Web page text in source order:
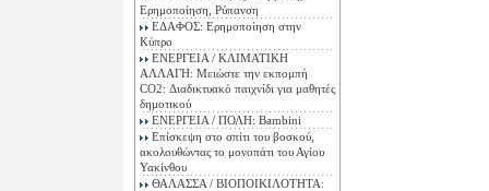
Ερημοποίηση, Ρύπανση
ΕΔΑΦΟΣ: Ερημοποίηση στην
Κύπρο
ΕΝΕΡΓΕΙΑ / ΚΛΙΜΑΤΙΚΗ
ΑΛΛΑΓΗ: Μειώστε την εκπομπή
CO2: Διαδικτυακό παιχνίδι για μαθητές
δημοτικού
ΕΝΕΡΓΕΙΑ / ΠΟΛΗ: Bambini
Επίσκεψη στο σπίτι του βοσκού,
ακολουθώντας το μονοπάτι του Αγίου
Υακίνθου
ΘΑΛΑΣΣΑ / ΒΙΟΠΟΙΚΙΛΟΤΗΤΑ: